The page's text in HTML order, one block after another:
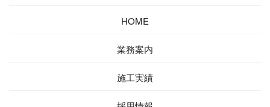
HOME
業務案内
施工実績